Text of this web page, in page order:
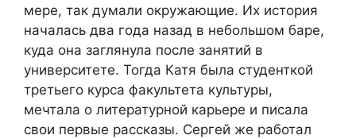
мере, так думали окружающие. Их история
началась два года назад в небольшом баре,
куда она заглянула после занятий в
университете. Тогда Катя была студенткой
третьего курса факультета культуры,
мечтала о литературной карьере и писала
свои первые рассказы. Сергей же работал